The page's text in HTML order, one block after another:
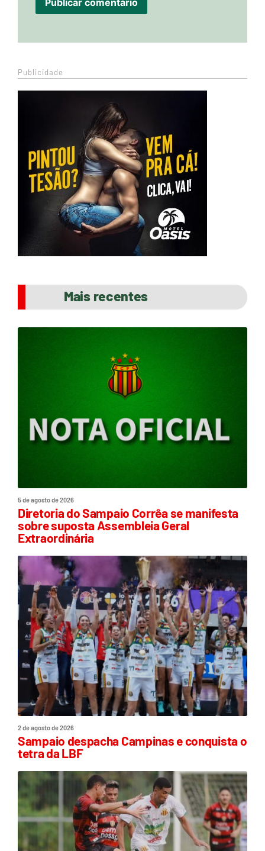
Publicidade
Mais recentes
5 de agosto de 2026
Diretoria do Sampaio Corrêa se manifesta
sobre suposta Assembleia Geral
Extraordinária
2 de agosto de 2026
Sampaio despacha Campinas e conquista o
tetra da LBF